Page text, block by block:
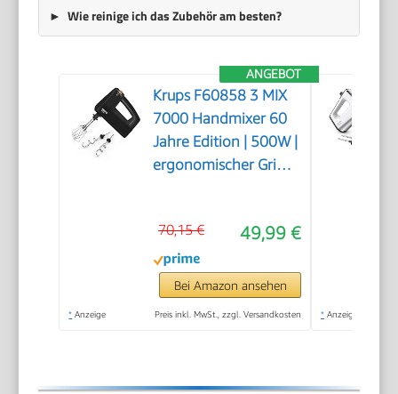
Wie reinige ich das Zubehör am besten?
ANGEBOT
Krups F60858 3 MIX
7000 Handmixer 60
Jahre Edition | 500W |
ergonomischer Griff |
Schneebesen &
Knethacken | bis zu
1kg Brotteig |
Schwarz/Kupfer
49,99 €
70,15 €
Bei Amazon ansehen
* Anzeige Preis inkl. MwSt., zzgl. Versandkosten * Anzeige